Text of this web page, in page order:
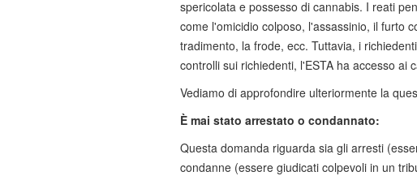
spericolata e possesso di cannabis. I reati
come l'omicidio colposo, l'assassinio, il furto
tradimento, la frode, ecc. Tuttavia, i
controlli sui richiedenti, l'ESTA ha accesso ai
Vediamo di approfondire ulteriormente la
È mai stato arrestato o condannato:
Questa domanda riguarda sia gli arresti
condanne (essere giudicati colpevoli in un